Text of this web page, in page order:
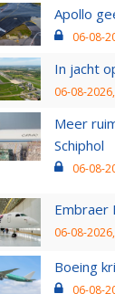
Apollo
06-08-
In jacht
06-08-
Meer
Schiphol
06-08-
Embraer
06-08-
Boeing
06-08-